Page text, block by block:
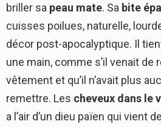
briller sa peau mate. Sa bite
cuisses poilues, naturelle,
décor post-apocalyptique. Il
une main, comme s’il venait de
vêtement et qu’il n’avait plus
remettre. Les cheveux dans le
a l’air d’un dieu païen qui vient